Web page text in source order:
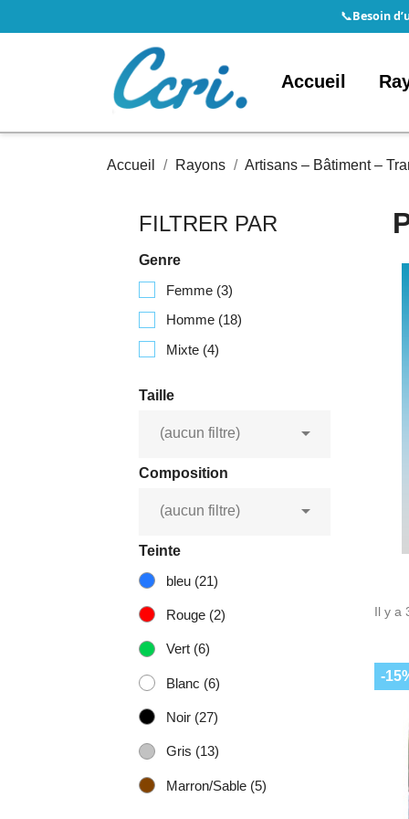
📞Besoin
Accueil
Accueil Rayons Artisans – Bâtiment –
FILTRER PAR
Genre
Femme (3)
Homme (18)
Mixte (4)
Taille
(aucun filtre) 
Composition
(aucun filtre) 
Teinte
bleu (21)
Rouge (2)
Vert (6)
Blanc (6)
Noir (27)
Gris (13)
Marron/Sable (5)
Il y a
-